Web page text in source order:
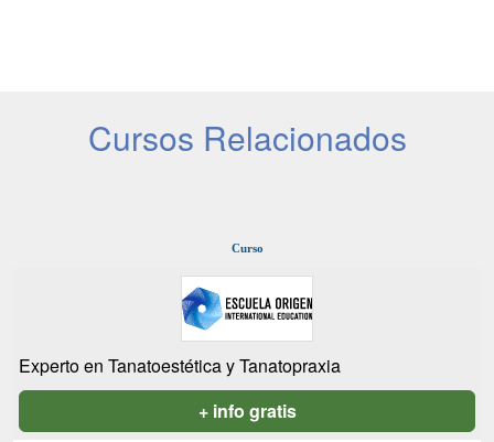
Cursos Relacionados
Curso
Experto en Tanatoestética y Tanatopraxia
+ info gratis